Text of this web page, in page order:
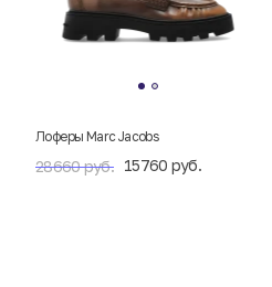
Лоферы Marc Jacobs
28660 руб. 15760 руб.